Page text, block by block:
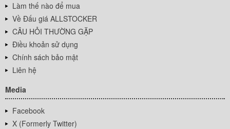
Làm thế nào để mua
Về Đấu giá ALLSTOCKER
CÂU HỎI THƯỜNG GẶP
Điều khoản sử dụng
Chính sách bảo mật
Liên hệ
Media
Facebook
X (Formerly Twitter)